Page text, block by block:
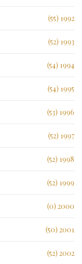
1992 (55)
1993 (52)
1994 (54)
1995 (54)
1996 (53)
1997 (52)
1998 (52)
1999 (52)
2000 (0)
2001 (50)
2002 (52)